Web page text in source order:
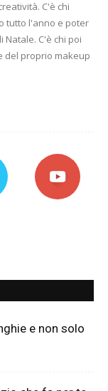
C'è chi
tutto l'anno e poter
C'è chi poi
del proprio makeup
e non solo